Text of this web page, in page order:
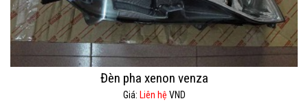
Đèn pha xenon venza
Giá: Liên hệ VND